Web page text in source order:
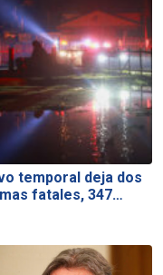
temporal deja dos
fatales, 347…